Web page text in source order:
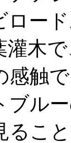
ロー
灌木
感触
ブル
るこ